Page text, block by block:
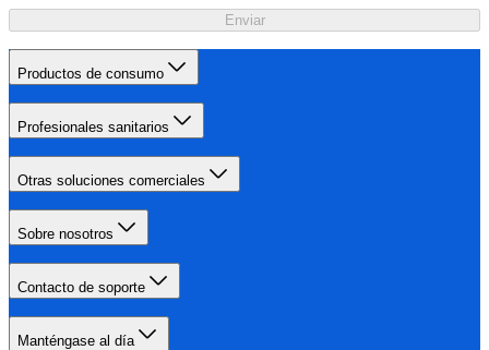
Enviar
Productos de consumo
Profesionales sanitarios
Otras soluciones comerciales
Sobre nosotros
Contacto de soporte
Manténgase al día